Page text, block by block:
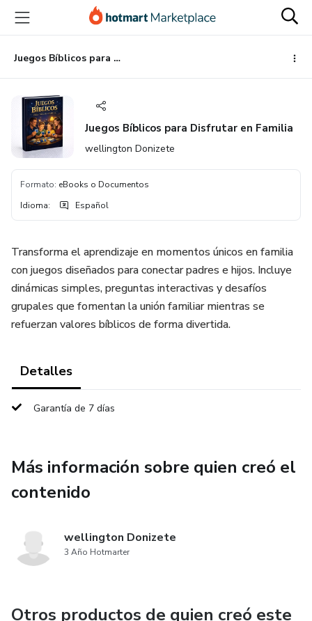
principal
página
de
página
Juegos Bíblicos para Disfrutar en Familia
Juegos Bíblicos para Disfrutar en Familia
wellington Donizete
Formato: eBooks o Documentos
Idioma: Español
Transforma el aprendizaje en momentos únicos en familia
con juegos diseñados para conectar padres e hijos. Incluye
dinámicas simples, preguntas interactivas y desafíos
grupales que fomentan la unión familiar mientras se
refuerzan valores bíblicos de forma divertida.
Detalles
Garantía de 7 días
Más información sobre quien creó el
contenido
wellington Donizete
3 Año Hotmarter
Otros productos de quien creó este